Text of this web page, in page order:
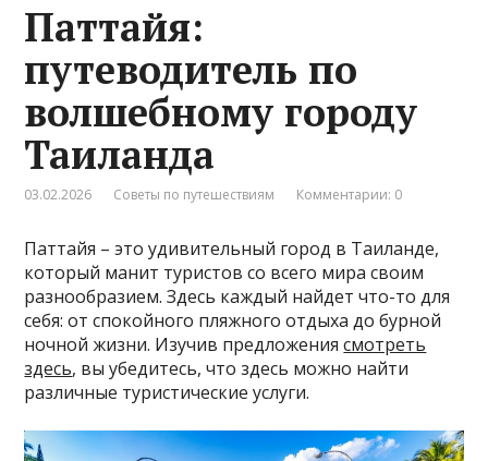
Паттайя:
путеводитель по
волшебному городу
Таиланда
03.02.2026 Советы по путешествиям Комментарии: 0
Паттайя – это удивительный город в Таиланде,
который манит туристов со всего мира своим
разнообразием. Здесь каждый найдет что-то для
себя: от спокойного пляжного отдыха до бурной
ночной жизни. Изучив предложениясмотреть
здесь, вы убедитесь, что здесь можно найти
различные туристические услуги.